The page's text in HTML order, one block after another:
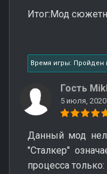
Итог:Мод
Время игры: Пройден
Гость
5 июля, 2020
Данный мод
"Сталкер"
процесса только: